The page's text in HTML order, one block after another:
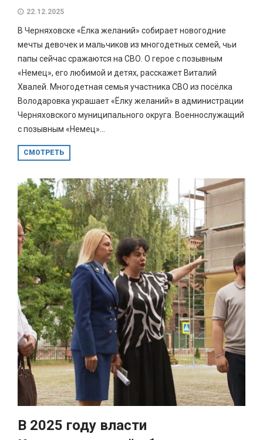
22.12.2025
В Черняховске «Ёлка желаний» собирает новогодние
мечты девочек и мальчиков из многодетных семей, чьи
папы сейчас сражаются на СВО. О герое с позывным
«Немец», его любимой и детях, расскажет Виталий
Хвалей. Многодетная семья участника СВО из посёлка
Володаровка украшает «Ёлку желаний» в администрации
Черняховского муниципального округа. Военнослужащий
с позывным «Немец»...
СМОТРЕТЬ
В 2025 году власти